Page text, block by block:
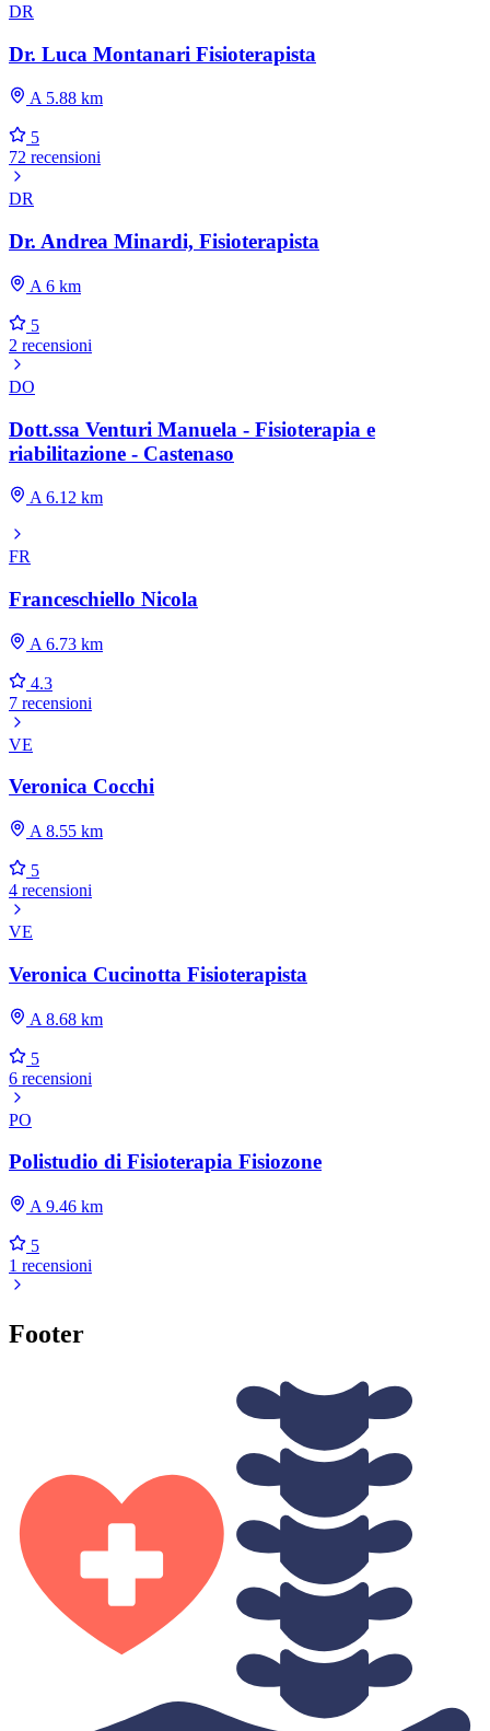
DR
Dr. Luca Montanari Fisioterapista
A 5.88 km
5
72 recensioni
DR
Dr. Andrea Minardi, Fisioterapista
A 6 km
5
2 recensioni
DO
Dott.ssa Venturi Manuela - Fisioterapia e
riabilitazione - Castenaso
A 6.12 km
FR
Franceschiello Nicola
A 6.73 km
4.3
7 recensioni
VE
Veronica Cocchi
A 8.55 km
5
4 recensioni
VE
Veronica Cucinotta Fisioterapista
A 8.68 km
5
6 recensioni
PO
Polistudio di Fisioterapia Fisiozone
A 9.46 km
5
1 recensioni
Footer